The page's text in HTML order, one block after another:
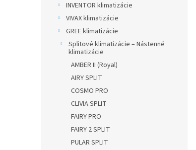
INVENTOR klimatizácie
VIVAX klimatizácie
GREE klimatizácie
Splitové klimatizácie – Nástenné
klimatizácie
AMBER II (Royal)
AIRY SPLIT
COSMO PRO
CLIVIA SPLIT
FAIRY PRO
FAIRY 2 SPLIT
PULAR SPLIT